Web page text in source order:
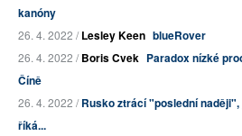
kanóny
26. 4. 2022 /Lesley Keen blueRover
26. 4. 2022 /Boris Cvek Paradox nízké
Číně
26. 4. 2022 /Rusko ztrácí "poslední
říká...